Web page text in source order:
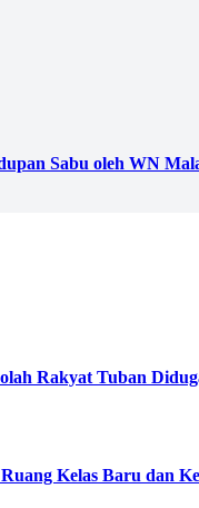
Sabu oleh WN
Rakyat Tuban
Kelas Baru dan